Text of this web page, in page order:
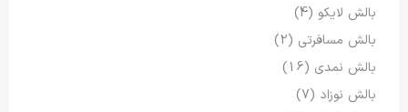
بالش لایکو (4)
بالش مسافرتی (2)
بالش نمدی (16)
بالش نوزاد (7)